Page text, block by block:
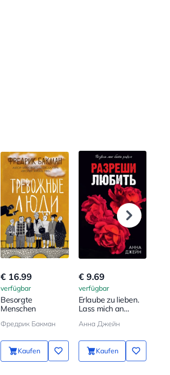
€ 16.99
verfügbar
Besorgte
Menschen
Фредрик Бакман
Kaufen
€ 9.69
verfügbar
Erlaube zu lieben.
Lass mich an
Анна Джейн
Kaufen